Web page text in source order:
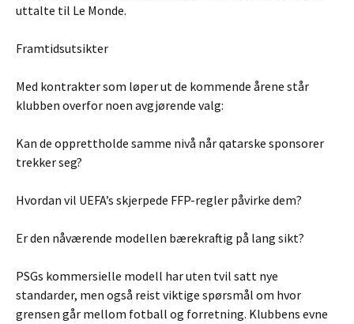
uttalte til Le Monde.
Framtidsutsikter
Med kontrakter som løper ut de kommende årene står
klubben overfor noen avgjørende valg:
Kan de opprettholde samme nivå når qatarske sponsorer
trekker seg?
Hvordan vil UEFA’s skjerpede FFP-regler påvirke dem?
Er den nåværende modellen bærekraftig på lang sikt?
PSGs kommersielle modell har uten tvil satt nye
standarder, men også reist viktige spørsmål om hvor
grensen går mellom fotball og forretning. Klubbens evne